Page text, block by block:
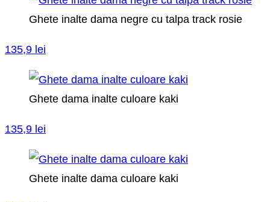
Ghete inalte dama negre cu talpa track rosie
135,9 lei
Ghete dama inalte culoare kaki
135,9 lei
Ghete inalte dama culoare kaki